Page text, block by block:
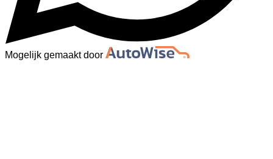
Mogelijk gemaakt door